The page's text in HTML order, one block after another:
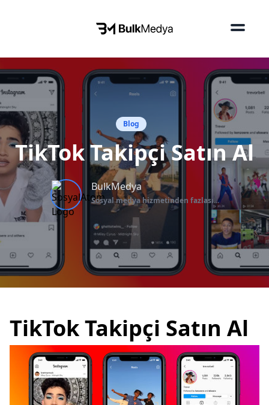
Blog
TikTok Takipçi Satın Al
BulkMedya
Sosyal medya hizmetinden fazlası...
TikTok Takipçi Satın Al